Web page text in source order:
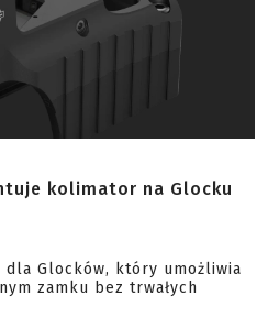
kolimator na Glocku
Glocków, który umożliwia
zamku bez trwałych